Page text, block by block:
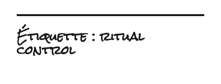
Étiquette :ritual
control